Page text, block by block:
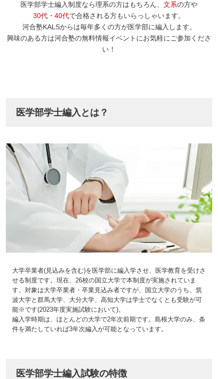
医学部学士編入制度なら理系の方はもちろん、 文系の方や
30代 ・ 40代で合格される方もいらっしゃいます。
河合塾KALSからは毎年多くの方が医学部に編入します。
興味のある方は河合塾の無料情報イベントにお気軽にご参加くださ
い！
医学部学士編入とは？
大学卒業者(見込みを含む)を医学部に編入学させ、医学教育を受けさ
せる制度です。現在、26校の国立大学で本制度が実施されていま
す。対象は大学卒業者・卒業見込み者ですが、国立大学のうち、筑
波大学と群馬大学、大分大学、高知大学は学士でなくとも受験が可
能※です(2023年度実施試験において)。
編入学時期は、ほとんどの大学で2年次前期です。島根大学のみ、条
件を満たしていれば3年次編入が可能となっています。
医学部学士編入試験の特徴